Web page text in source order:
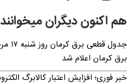
هم اکنون دیگران میخوانند
برق کرمان اعلام شد